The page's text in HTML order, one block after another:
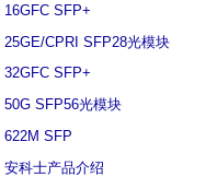
16GFC SFP+
25GE/CPRI SFP28光模块
32GFC SFP+
50G SFP56光模块
622M SFP
安科士产品介绍